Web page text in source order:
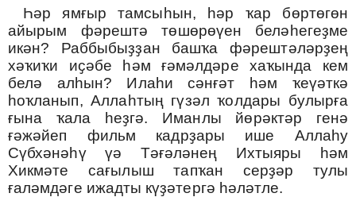
Һәр ямғыр тамсыһын, һәр ҡар бөртөгөн
айырым фәрештә төшөрөүен беләһегеҙме
икән? Раббыбыҙҙан башҡа фәрештәләрҙең
хәҡиҡи иҫәбе һәм ғәмәлдәре хаҡында кем
белә алһын? Илаһи сәнғәт һәм ҡеүәткә
һоҡланып, Аллаһтың гүзәл ҡолдары булырға
ғына ҡала һеҙгә. Иманлы йөрәктәр генә
ғәжәйеп фильм кадрҙары ише Аллаһу
Сүбхәнәһү үә Тәғәләнең Ихтыяры һәм
Хикмәте сағылыш тапҡан серҙәр тулы
ғаләмдәге ижадты күҙәтергә һәләтле.